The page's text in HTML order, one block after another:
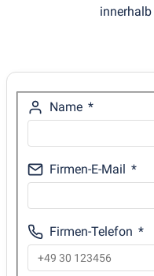
innerhalb
Name
Firmen-E-Mail
Firmen-Telefon